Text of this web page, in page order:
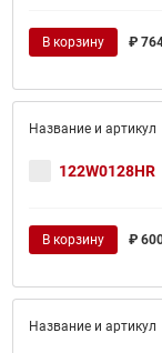
В корзину ₽
122W0128HR
В корзину ₽